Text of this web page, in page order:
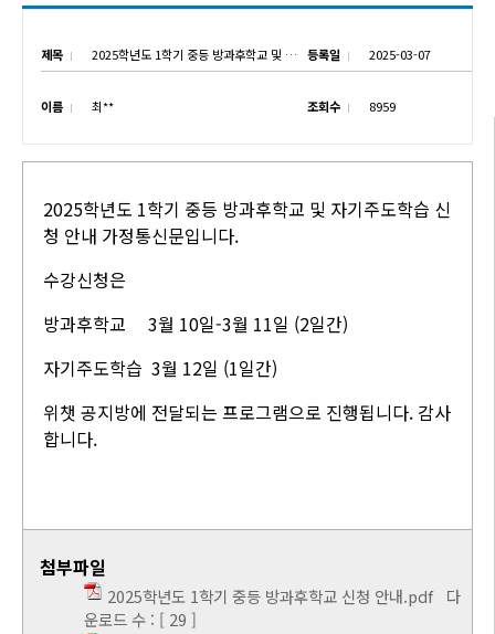
제목 2025학년도 1학기 중등 방과후학교 및 자기주도학습 신청 안내 등록일 2025-03-07
이름 최** 조회수 8959
2025학년도 1학기 중등 방과후학교 및 자기주도학습 신
청 안내 가정통신문입니다.
수강신청은
방과후학교 3월 10일-3월 11일 (2일간)
자기주도학습 3월 12일 (1일간)
위챗 공지방에 전달되는 프로그램으로 진행됩니다. 감사
합니다.
첨부파일
2025학년도 1학기 중등 방과후학교 신청 안내.pdf다
운로드 수 : [ 29 ]